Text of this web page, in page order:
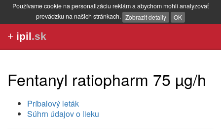
Používame cookie na personalizáciu reklám a abychom mohli analyzovať
prevádzku na našich stránkach. Zobrazit detaily OK
+ ipil.sk
Fentanyl ratiopharm 75 µg/h
Príbalový leták
Súhrn údajov o lieku